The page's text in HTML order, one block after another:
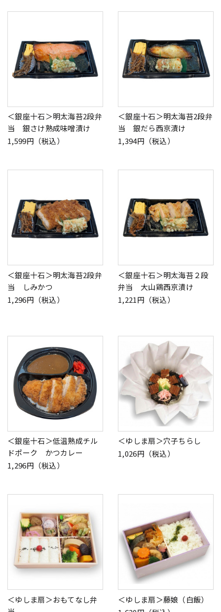
＜銀座十石＞明太海苔2段弁
当 銀さけ熟成味噌漬け
1,599円（税込）
＜銀座十石＞明太海苔2段弁
当 銀だら西京漬け
1,394円（税込）
＜銀座十石＞明太海苔2段弁
当 しみかつ
1,296円（税込）
＜銀座十石＞明太海苔２段
弁当 大山鶏西京漬け
1,221円（税込）
＜銀座十石＞低温熟成チル
ドポーク かつカレー
1,296円（税込）
＜ゆしま扇＞穴子ちらし
1,026円（税込）
＜ゆしま扇＞おもてなし弁
＜ゆしま扇＞藤娘（白飯）